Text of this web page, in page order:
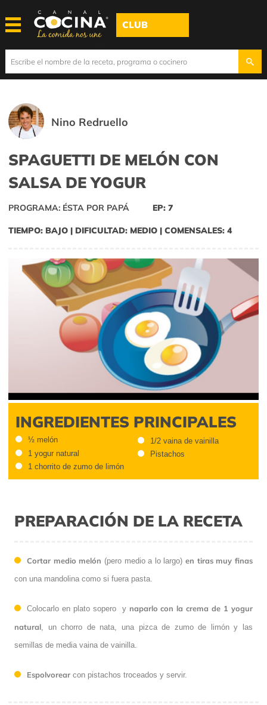
CLUB
Nino Redruello
SPAGUETTI DE MELÓN CON
SALSA DE YOGUR
PROGRAMA: ÉSTA POR PAPÁ EP: 7
TIEMPO: BAJO | DIFICULTAD: MEDIO | COMENSALES: 4
INGREDIENTES PRINCIPALES
½ melón
1 yogur natural
1 chorrito de zumo de limón
1/2 vaina de vainilla
Pistachos
PREPARACIÓN DE LA RECETA
Cortar medio melón (pero medio a lo largo)en tiras muy finas
con una mandolina como si fuera pasta.
Colocarlo en plato sopero y naparlo con la crema de 1 yogur
natural, un chorro de nata, una pizca de zumo de limón y las
semillas de media vaina de vainilla.
Espolvorear con pistachos troceados y servir.